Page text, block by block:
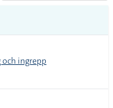
ingrepp